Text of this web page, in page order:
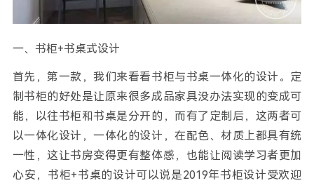
一、书柜+书桌式设计
首先，第一款，我们来看看书柜与书桌一体化的设计。定
制书柜的好处是让原来很多成品家具没办法实现的变成可
能，以往书柜和书桌是分开的，而有了定制后，这两者可
以一体化设计，一体化的设计，在配色、材质上都具有统
一性，这让书房变得更有整体感，也能让阅读学习者更加
心安，书柜+书桌的设计可以说是2019年书柜设计受欢迎